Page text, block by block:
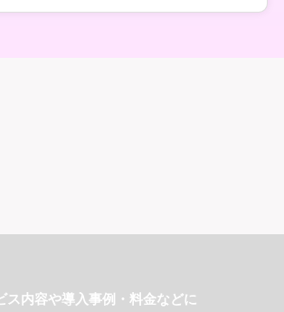
ス内容や導入事例・料金などに